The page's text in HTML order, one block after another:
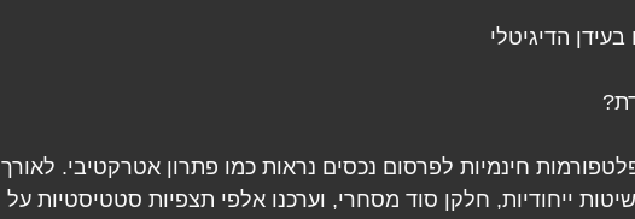
הדיגיטלי
חינמיות לפרסום נכסים נראות כמו פתרון אטרקטיבי. לאורך
שיטות ייחודיות, חלקן סוד מסחרי, וערכנו אלפי תצפיות סטטיסטיות על